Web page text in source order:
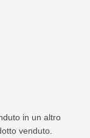
in un altro
venduto.